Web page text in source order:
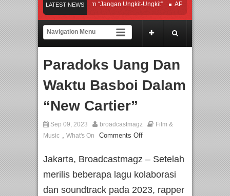
LATEST NEWS
Hadirkan Hipdut Modern “Jangan Ungkit-Ungkit” APMF 2026 Dorong
Perpaduan Warisan Dan Semangat Lokal, BIRKENSTOCK INDONESIA
Orchestra Presents The Beatles & Queen – feat. Marcello Tahitoe dan
Paradoks Uang Dan
Waktu Basboi Dalam
“New Cartier”
Sep 09, 2023 broadcastmagz
Film &
Music , What's On Comments Off
Jakarta, Broadcastmagz – Setelah
merilis beberapa lagu kolaborasi
dan soundtrack pada 2023, rapper